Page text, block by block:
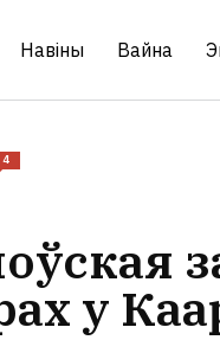
Навіны Вайна
4
у